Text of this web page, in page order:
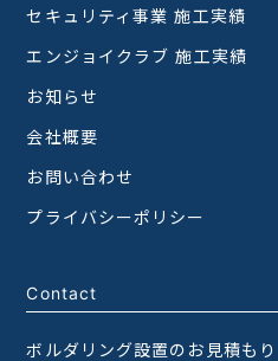
セキュリティ事業 施工実績
エンジョイクラブ 施工実績
お知らせ
会社概要
お問い合わせ
プライバシーポリシー
Contact
ボルダリング設置のお見積もり